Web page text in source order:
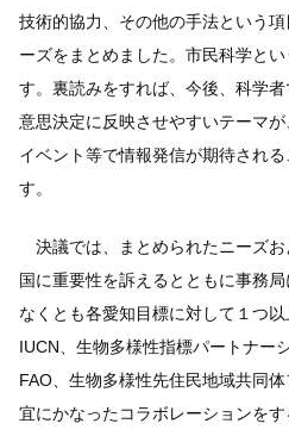
技術的協力、その他の手法という
ーズをまとめました。市民科学と
す。裏読みをすれば、今後、科学
意思決定に反映させやすいテーマ
イベント等で情報発信が期待され
す。
決議では、まとめられたニーズ
国に重要性を訴えるとともに事務
なくとも各愛知目標に対して１つ以
IUCN、生物多様性指標パートナー
FAO、生物多様性先住民地域共同
宜にかなったコラボレーションを